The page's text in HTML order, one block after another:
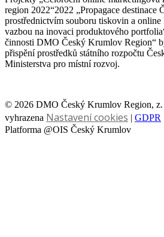
region 2022“2022 „Propagace destinace
prostřednictvím souboru tiskovin a
vazbou na inovaci produktového
činnosti DMO Český Krumlov Region“
přispění prostředků státního rozpočtu
Ministerstva pro místní rozvoj.
© 2026 DMO Český Krumlov Region, z.
vyhrazena Nastavení cookies | GDPR
Platforma @OIS Český Krumlov